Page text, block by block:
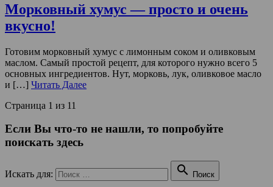
Морковный хумус — просто и очень
вкусно!
Готовим морковный хумус с лимонным соком и оливковым
маслом. Самый простой рецепт, для которого нужно всего 5
основных ингредиентов. Нут, морковь, лук, оливковое масло
и […] Читать Далее
Страница 1 из 11
Если Вы что-то не нашли, то попробуйте
поискать здесь
Искать для:  Поиск